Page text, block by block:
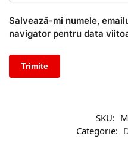
Salvează-mi numele,
navigator pentru data
SKU:
Categorie: